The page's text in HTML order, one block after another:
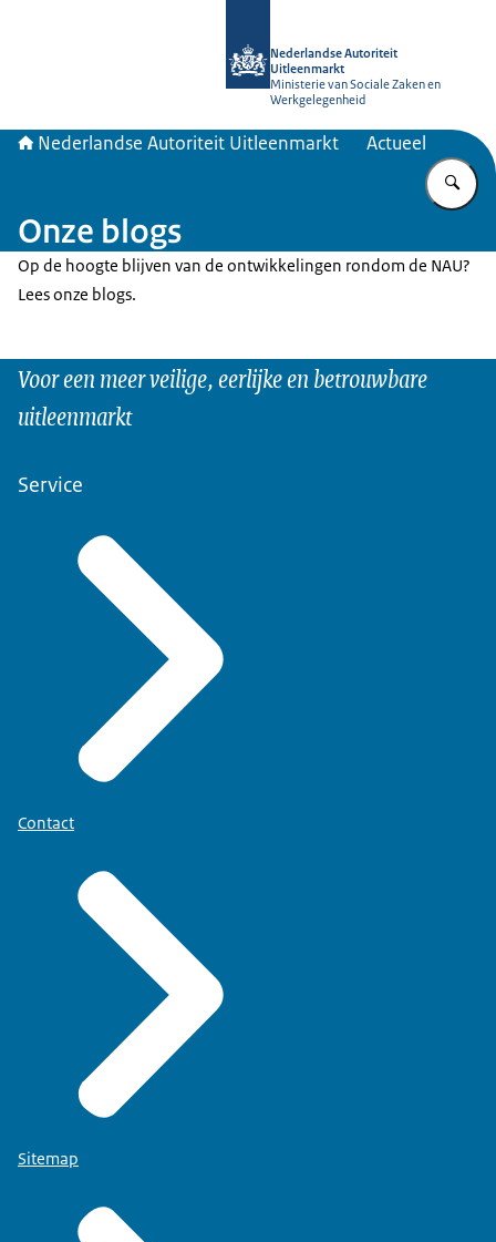
Nederlandse Autoriteit
Uitleenmarkt
Ministerie van Sociale Zaken en
Werkgelegenheid
Nederlandse Autoriteit Uitleenmarkt Actueel
Onze blogs
Op de hoogte blijven van de ontwikkelingen rondom de NAU?
Lees onze blogs.
Voor een meer veilige, eerlijke en betrouwbare
uitleenmarkt
Service
Contact
Sitemap